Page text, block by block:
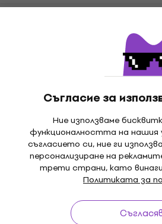
Съгласие за
Ние използваме
функционалността на
съгласието си, ние ги
персонализиране на
трети страни, като
Политиката за
Meinl STB80S Хлопки
На склад при доставчика
Хлопки
35,40 €39,90 €
На склад при доставчика
Meinl STB625HA-CB
На склад при доставчика